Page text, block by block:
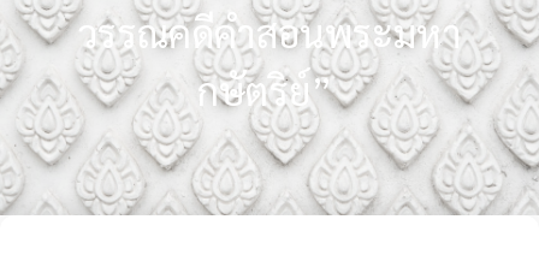
วรรณคดีคำสอนพระมหา
กษัตริย์”